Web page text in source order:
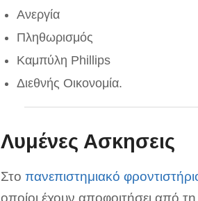
Ανεργία
Πληθωρισμός
Καμπύλη Phillips
Διεθνής Οικονομία.
Λυμένες Ασκησεις
Στο πανεπιστημιακό
οποίοι έχουν αποφοιτήσει από